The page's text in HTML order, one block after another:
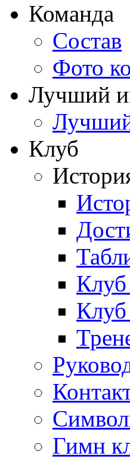
Команда
Состав
Фото
Лучший
Клуб
Гимн